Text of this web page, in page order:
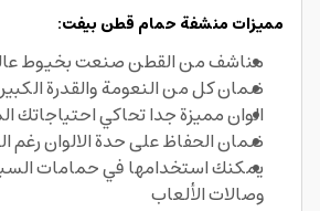
مميزات منشفة حمام قطن بيفت:
مناشف من القطن صنعت بخيوط
ضمان كل من النعومة والقدرة
الوان مميزة جدا تحاكي احتياجاتك
ضمان الحفاظ على حدة الالوان
يمكنك استخدامها في حمامات
وصالات الألعاب